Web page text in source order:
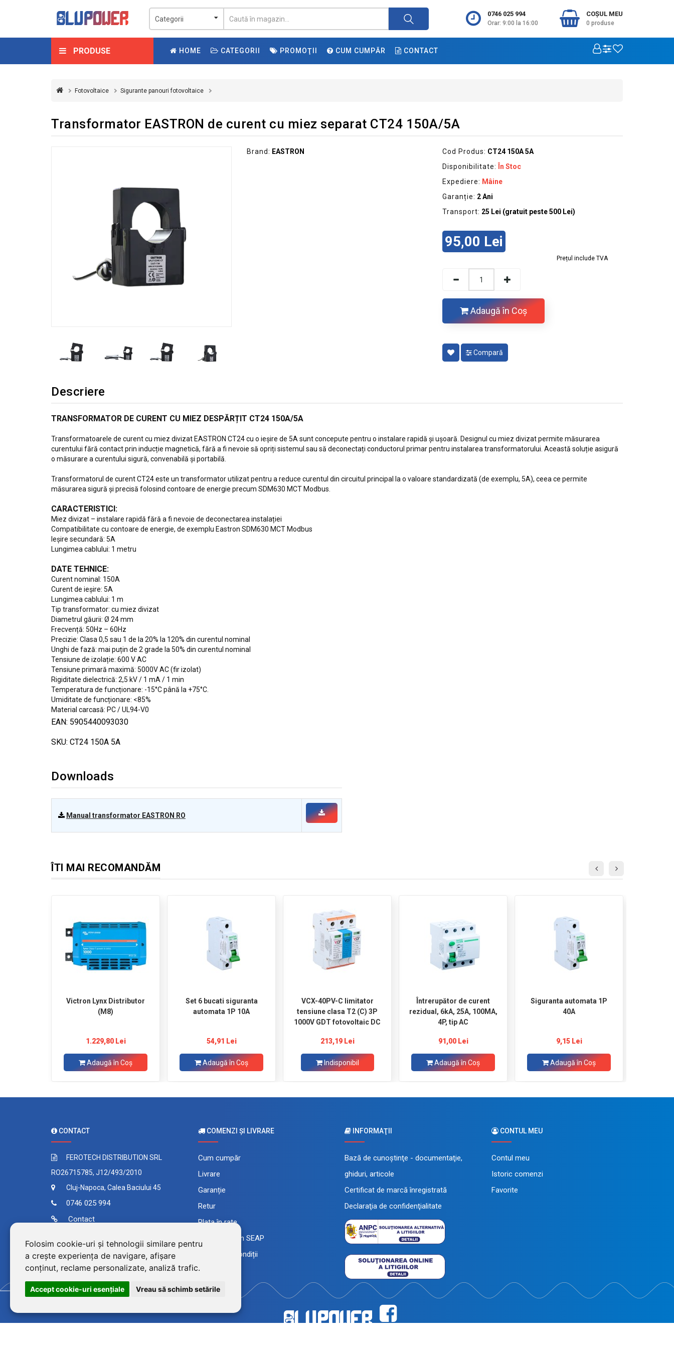
Folosim cookie-uri și tehnologii similare pentru
a crește experiența de navigare, afișare
conținut, reclame personalizate, analiză trafic.
Accept cookie-uri esenţiale Vreau să schimb setările
0746 025 994
Orar: 9:00 la 16:00
COŞUL MEU
0 produse
PRODUSE HOME CATEGORII PROMOŢII CUM CUMPĂR CONTACT
Fotovoltaice Sigurante panouri fotovoltaice
Transformator EASTRON de curent cu miez separat CT24 150A/5A
Brand: EASTRON Cod Produs: CT24 150A 5A
Disponibilitate:
În Stoc
Expediere: Mâine
Garanție: 2 Ani
Transport: 25 Lei (gratuit peste 500 Lei)
95,00 Lei
Prețul include TVA
Adaugă în Coş
Compară
Descriere
TRANSFORMATOR DE CURENT CU MIEZ DESPĂRȚIT CT24 150A/5A
Transformatoarele de curent cu miez divizat EASTRON CT24 cu o ieșire de 5A sunt concepute pentru o instalare rapidă și ușoară. Designul cu miez divizat permite măsurarea
curentului fără contact prin inducție magnetică, fără a fi nevoie să opriți sistemul sau să deconectați conductorul primar pentru instalarea transformatorului. Această soluție asigură
o măsurare a curentului sigură, convenabilă și portabilă.
Transformatorul de curent CT24 este un transformator utilizat pentru a reduce curentul din circuitul principal la o valoare standardizată (de exemplu, 5A), ceea ce permite
măsurarea sigură și precisă folosind contoare de energie precum SDM630 MCT Modbus.
CARACTERISTICI:
Miez divizat – instalare rapidă fără a fi nevoie de deconectarea instalației
Compatibilitate cu contoare de energie, de exemplu Eastron SDM630 MCT Modbus
Ieșire secundară: 5A
Lungimea cablului: 1 metru
DATE TEHNICE:
Curent nominal: 150A
Curent de ieșire: 5A
Lungimea cablului: 1 m
Tip transformator: cu miez divizat
Diametrul găurii: Ø 24 mm
Frecvență: 50Hz – 60Hz
Precizie: Clasa 0,5 sau 1 de la 20% la 120% din curentul nominal
Unghi de fază: mai puțin de 2 grade la 50% din curentul nominal
Tensiune de izolație: 600 V AC
Tensiune primară maximă: 5000V AC (fir izolat)
Rigiditate dielectrică: 2,5 kV / 1 mA / 1 min
Temperatura de funcționare: -15°C până la +75°C.
Umiditate de funcționare: <85%
Material carcasă: PC / UL94-V0
EAN: 5905440093030
SKU: CT24 150A 5A
Downloads
Manual transformator EASTRON RO
ÎTI MAI RECOMANDĂM
Victron Lynx Distributor
(M8)
1.229,80 Lei
Adaugă în Coş
Set 6 bucati siguranta
automata 1P 10A
54,91 Lei
Adaugă în Coş
VCX-40PV-C limitator
tensiune clasa T2 (C) 3P
1000V GDT fotovoltaic DC
213,19 Lei
Indisponibil
Întrerupător de curent
rezidual, 6kA, 25A, 100MA,
4P, tip AC
91,00 Lei
Adaugă în Coş
Siguranta automata 1P
40A
9,15 Lei
Adaugă în Coş
CONTACT
FEROTECH DISTRIBUTION SRL
RO26715785, J12/493/2010
Cluj-Napoca, Calea Baciului 45
0746 025 994
Contact
COMENZI ŞI LIVRARE
Cum cumpăr
Livrare
Garanție
Retur
Plata în rate
Comanda prin SEAP
Termeni și condiții
INFORMAŢII
Bază de cunoştinţe - documentaţie,
ghiduri, articole
Certificat de marcă înregistrată
Declaraţia de confidenţialitate
CONTUL MEU
Contul meu
Istoric comenzi
Favorite